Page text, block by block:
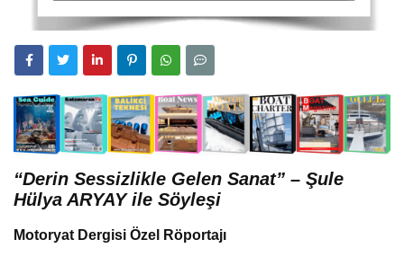
“Derin Sessizlikle Gelen Sanat” – Şule
Hülya ARYAY ile Söyleşi
Motoryat Dergisi Özel Röportajı